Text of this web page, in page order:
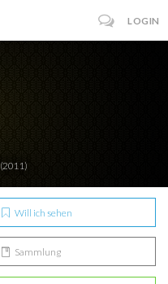
LOGIN
(2011)
Will ich sehen
Sammlung